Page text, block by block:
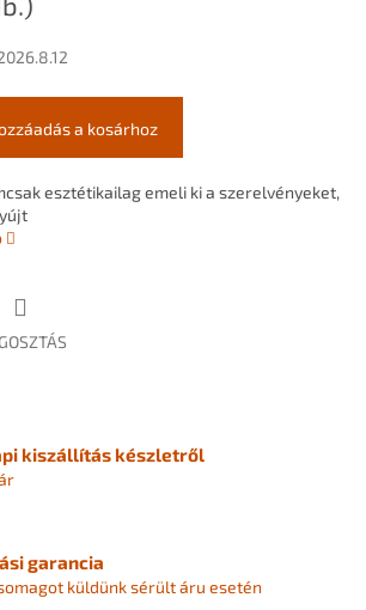
a kosárhoz
esztétikailag emeli ki a szerelvényeket,
kiszállítás készletről
garancia
küldünk sérült áru esetén